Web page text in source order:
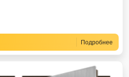
Подробнее